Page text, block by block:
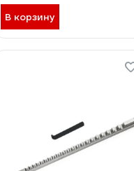
В корзину